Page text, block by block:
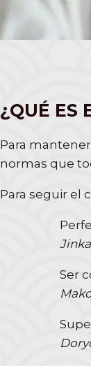
¿QUÉ ES
Para
normas que
Para seguir el
Ser